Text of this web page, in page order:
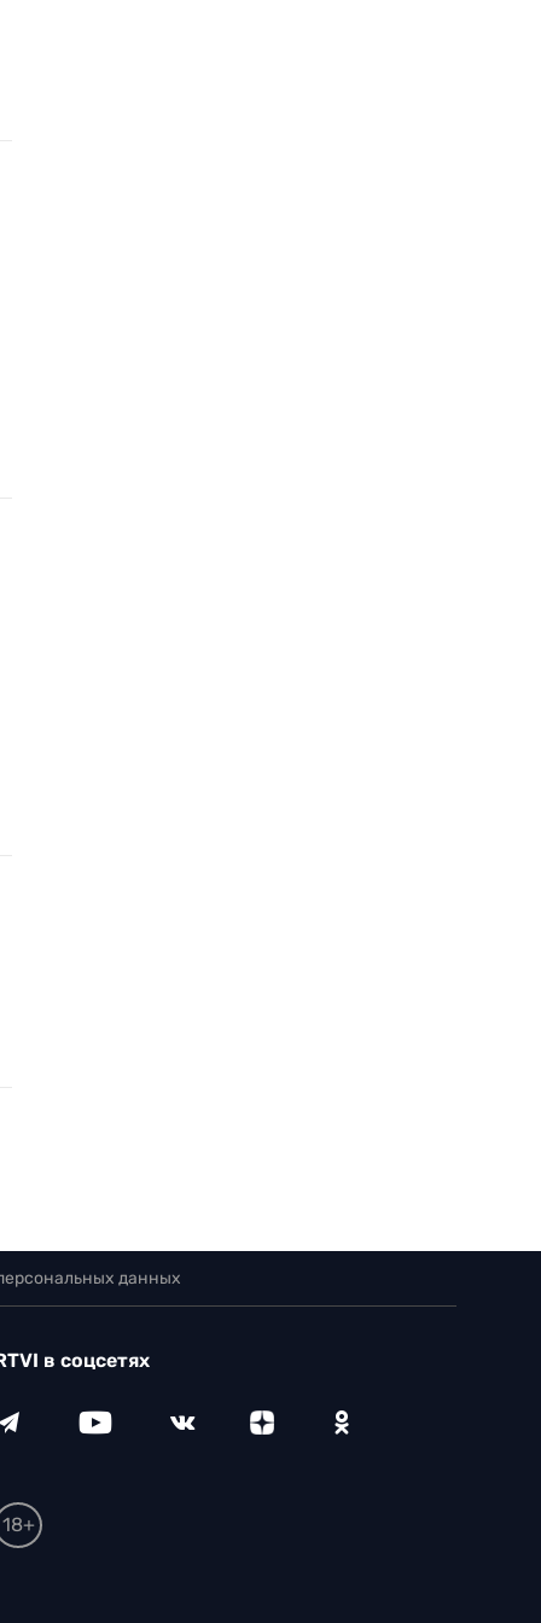
данных
в соцсетях
18+